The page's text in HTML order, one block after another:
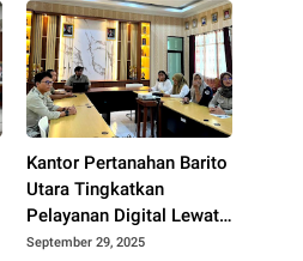
Kantor Pertanahan Barito
Utara Tingkatkan
Pelayanan Digital Lewat
Pelatihan Peralihan
September 29, 2025